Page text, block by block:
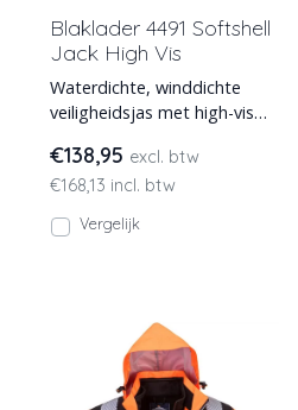
Blaklader 4491 Softshell
Jack High Vis
Waterdichte, winddichte
veiligheidsjas met high-vis
reflectiebanden. Afn
€138,95 excl. btw
€168,13 incl. btw
Vergelijk